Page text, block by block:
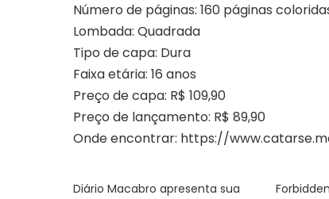
Número de páginas: 160 páginas
Lombada: Quadrada
Tipo de capa: Dura
Faixa etária: 16 anos
Preço de capa: R$ 109,90
Preço de lançamento: R$ 89,90
Onde encontrar: https://
Diário Macabro apresenta sua